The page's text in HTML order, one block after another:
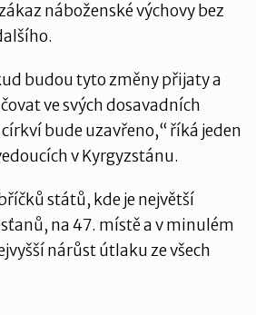
náboženské výchovy bez
budou tyto změny přijaty a
ve svých dosavadních
bude uzavřeno,“ říká jeden
v Kyrgyzstánu.
států, kde je největší
na 47. místě a v minulém
nárůst útlaku ze všech